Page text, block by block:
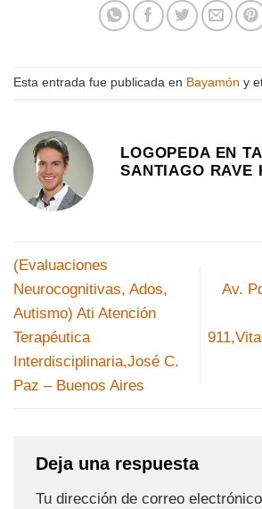
Esta entrada fue publicada en Bayamón y
LOGOPEDA EN
SANTIAGO RAVE
(Evaluaciones
Neurocognitivas, Ados,
Autismo) Ati Atención
Terapéutica
Interdisciplinaria,José C.
Paz – Buenos Aires
Av.
Deja una respuesta
Tu dirección de correo